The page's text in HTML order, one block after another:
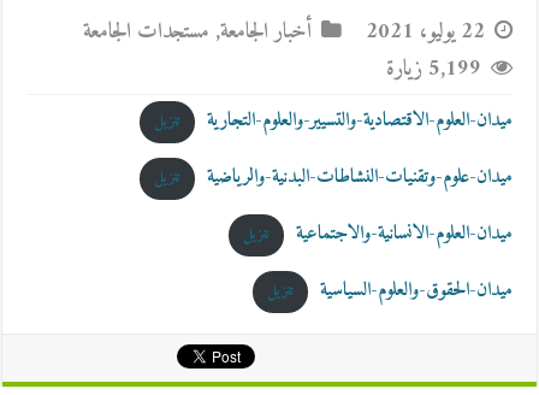
22 يوليو، 2021 أخبار الجامعة, مستجدات الجامعة
5,199 زيارة
ميدان-العلوم-الاقتصادية-والتسيير-والعلوم-التجارية تنزيل
ميدان-علوم-وتقنيات-النشاطات-البدنية-والرياضية تنزيل
ميدان-العلوم-الانسانية-والاجتماعية تنزيل
ميدان-الحقوق-والعلوم-السياسية تنزيل